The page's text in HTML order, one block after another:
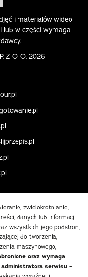
i materiałów wideo
lub w części wymaga
Z O. O. 2026
zwielokrotnianie,
danych lub informacji
wszystkich jego podstron,
do tworzenia,
maszynowego,
oraz wymaga
serwisu –